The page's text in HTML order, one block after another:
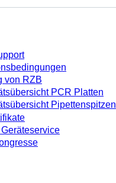
von RZB
PCR Platten
Pipettenspitzen